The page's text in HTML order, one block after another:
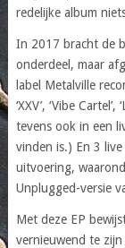
redelijke album
In 2017 bracht de
onderdeel, maar
label Metalville
‘XXV’, ‘Vibe
tevens ook in een
vinden is.) En 3
uitvoering,
Unplugged-versie
Met deze EP
vernieuwend te